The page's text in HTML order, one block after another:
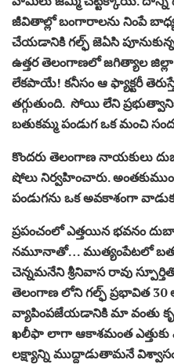
జీవితాల్లో బంగారాలను నింపే
చేయడానికి గల్ఫ్ జెఏసి
ఉత్తర తెలంగాణలో జగిత్యాల జిల్లా
లేకపాయే! కనీసం ఆ ఫ్యాక్టరీ
తగ్గుతుంది. సోయి లేని
బతుకమ్మ పండుగ ఒక మంచి
కొందరు తెలంగాణ నాయకులు
షోలు నిర్వహించారు.
పండుగను ఒక అవకాశంగా
ప్రపంచంలో ఎత్తయిన భవనం
నమూనాతో… ముత్యంపేటలో
చెన్నమనేని శ్రీనివాస రావు
తెలంగాణ లోని గల్ఫ్ ప్రభావిత
వ్యాపింపజేయడానికి మా వంతు
ఖలీఫా లాగా ఆకాశమంత ఎత్తుకు
లక్ష్యాన్ని ముద్దాడుతామనే